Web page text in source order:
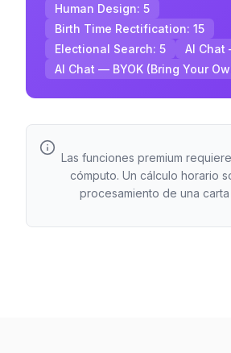
Human Design: 5
Birth Time Rectification: 15
Electional Search: 5 AI Chat
AI Chat — BYOK (Bring Your
Las funciones premium
cómputo. Un cálculo horario
procesamiento de una carta